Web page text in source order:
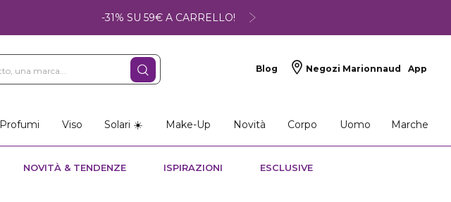
-31% SU 59€ A CARRELLO!
Blog Negozi Marionnaud App
Profumi Viso Solari ☀️ Make-Up Novità Corpo Uomo Marche
NOVITÀ & TENDENZE ISPIRAZIONI ESCLUSIVE